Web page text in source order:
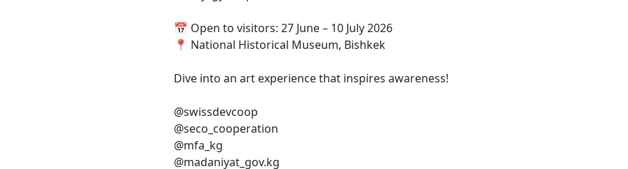
📅 Open to visitors: 27 June – 10 July 2026
📍 National Historical Museum, Bishkek
Dive into an art experience that inspires awareness!
@swissdevcoop
@seco_cooperation
@mfa_kg
@madaniyat_gov.kg